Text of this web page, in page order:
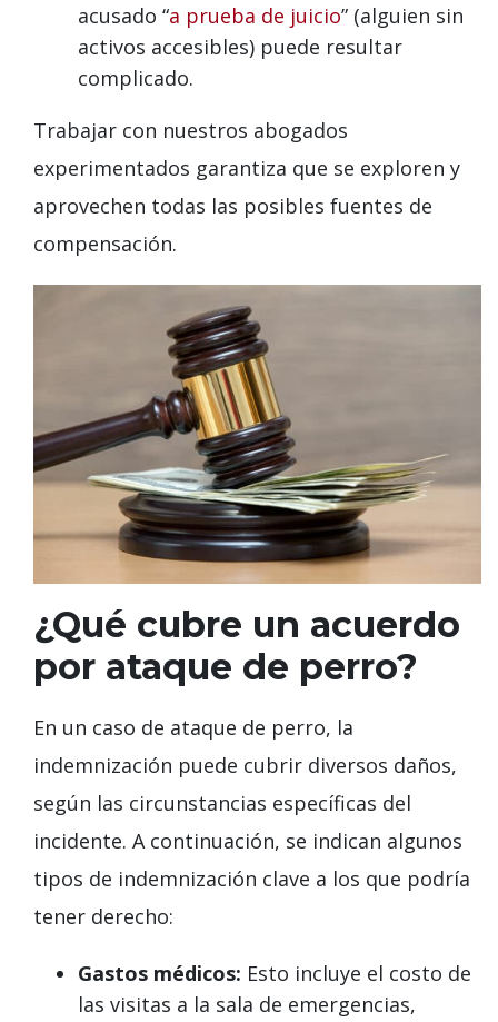
acusado “a prueba de juicio” (alguien sin
activos accesibles) puede resultar
complicado.
Trabajar con nuestros abogados
experimentados garantiza que se exploren y
aprovechen todas las posibles fuentes de
compensación.
¿Qué cubre un acuerdo
por ataque de perro?
En un caso de ataque de perro, la
indemnización puede cubrir diversos daños,
según las circunstancias específicas del
incidente. A continuación, se indican algunos
tipos de indemnización clave a los que podría
tener derecho:
Gastos médicos: Esto incluye el costo de
las visitas a la sala de emergencias,